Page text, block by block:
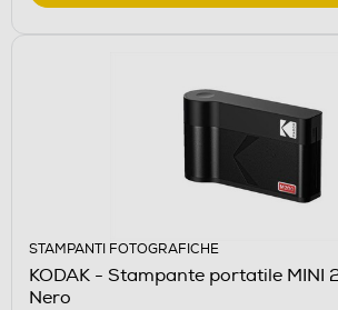
STAMPANTI FOTOGRAFICHE
KODAK - Stampante portatile MINI
Nero